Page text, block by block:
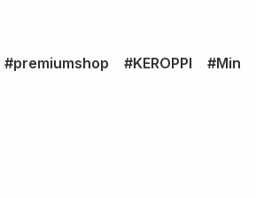
premiumshop KEROPPI